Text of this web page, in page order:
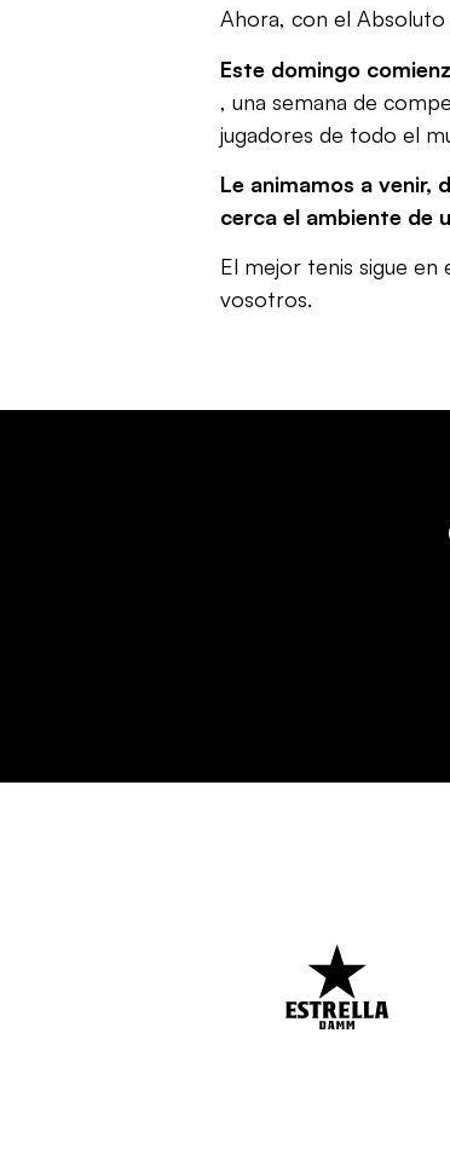
Ahora, con el Absoluto
Este domingo
, una semana de
jugadores de todo el
Le animamos a
cerca el ambiente de
El mejor tenis sigue en
vosotros.